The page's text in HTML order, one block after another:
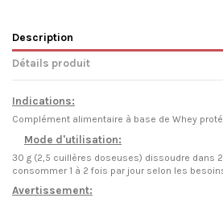
Description
Détails produit
Indications:
Complément alimentaire à base de Whey
Mode d'utilisation:
30 g (2,5 cuillères doseuses) dissoudre dans
consommer 1 à 2 fois par jour selon les
Avertissement: